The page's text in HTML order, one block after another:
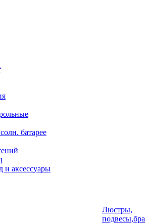
батарее
и аксессуары
Люстры,
подвесы,бра